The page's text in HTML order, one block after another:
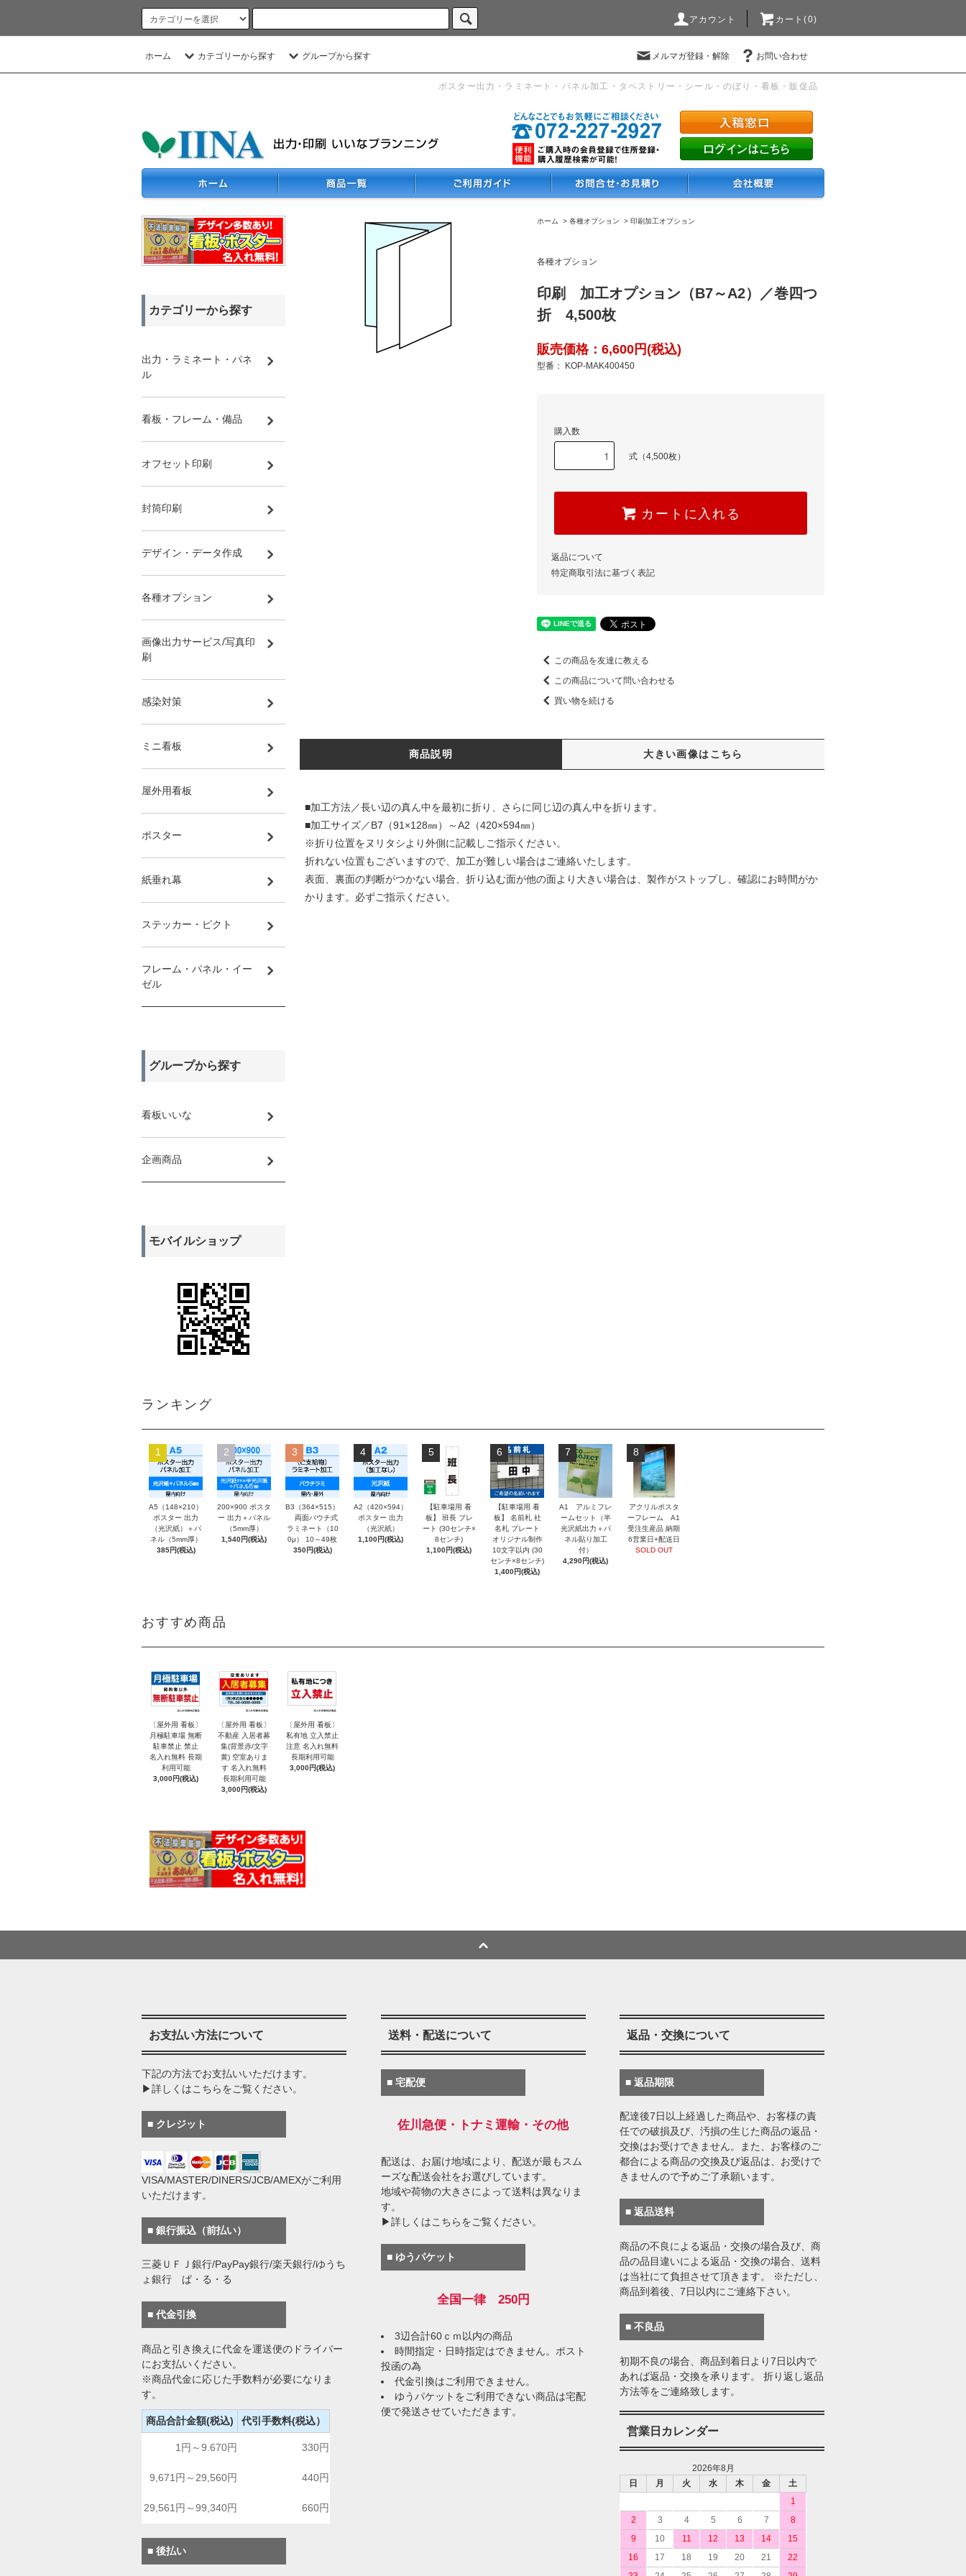
アカウント カート(0)
ホーム カテゴリーから探す グループから探す メルマガ登録・解除 お問い合わせ
ポスター出力・ラミネート・パネル加工・タペストリー・シール・のぼり・看板・販促品
ホーム > 各種オプション > 印刷加工オプション
各種オプション
印刷 加工オプション（B7～A2）／巻四つ
折 4,500枚
販売価格：6,600円(税込)
型番： KOP-MAK400450
購入数
式（4,500枚）
カートに入れる
返品について
特定商取引法に基づく表記
この商品を友達に教える
この商品について問い合わせる
買い物を続ける
商品説明 大きい画像はこちら
■加工方法／長い辺の真ん中を最初に折り、さらに同じ辺の真ん中を折ります。
■加工サイズ／B7（91×128㎜）～A2（420×594㎜）
※折り位置をヌリタシより外側に記載しご指示ください。
折れない位置もございますので、加工が難しい場合はご連絡いたします。
表面、裏面の判断がつかない場合、折り込む面が他の面より大きい場合は、製作がストップし、確認にお時間がか
かります。必ずご指示ください。
カテゴリーから探す
出力・ラミネート・パネ
ル
看板・フレーム・備品
オフセット印刷
封筒印刷
デザイン・データ作成
各種オプション
画像出力サービス/写真印
刷
感染対策
ミニ看板
屋外用看板
ポスター
紙垂れ幕
ステッカー・ピクト
フレーム・パネル・イー
ゼル
グループから探す
看板いいな
企画商品
モバイルショップ
ランキング
1
A5（148×210）
ポスター 出力
（光沢紙）＋パ
ネル（5mm厚）
385円(税込)
2
200×900 ポスタ
ー 出力＋パネル
（5mm厚）
1,540円(税込)
3
B3（364×515）
両面パウチ式
ラミネート（10
0μ） 10～49枚
350円(税込)
4
A2（420×594）
ポスター 出力
（光沢紙）
1,100円(税込)
5
【駐車場用 看
板】 班長 プレ
ート (30センチ×
8センチ)
1,100円(税込)
6
【駐車場用 看
板】 名前札 社
名札 プレート
オリジナル制作
10文字以内 (30
センチ×8センチ)
1,400円(税込)
7
A1 アルミフレ
ームセット（半
光沢紙出力＋パ
ネル貼り加工
付）
4,290円(税込)
8
アクリルポスタ
ーフレーム A1
受注生産品 納期
6営業日+配送日
SOLD OUT
おすすめ商品
〔屋外用 看板〕
月極駐車場 無断
駐車禁止 禁止
名入れ無料 長期
利用可能
3,000円(税込)
〔屋外用 看板〕
不動産 入居者募
集(背景赤/文字
黄) 空室ありま
す 名入れ無料
長期利用可能
3,000円(税込)
〔屋外用 看板〕
私有地 立入禁止
注意 名入れ無料
長期利用可能
3,000円(税込)
お支払い方法について
下記の方法でお支払いいただけます。
▶詳しくはこちらをご覧ください。
■ クレジット
VISA/MASTER/DINERS/JCB/AMEXがご利用
いただけます。
■ 銀行振込（前払い）
三菱ＵＦＪ銀行/PayPay銀行/楽天銀行/ゆうち
ょ銀行 ぱ・る・る
■ 代金引換
商品と引き換えに代金を運送便のドライバー
にお支払いください。
※商品代金に応じた手数料が必要になりま
す。
商品合計金額(税込) 代引手数料(税込）
1円～9.670円 330円
9,671円～29,560円 440円
29,561円～99,340円 660円
■ 後払い
送料・配送について
■ 宅配便
佐川急便・トナミ運輸・その他
配送は、お届け地域により、配送が最もスム
ーズな配送会社をお選びしています。
地域や荷物の大きさによって送料は異なりま
す。
▶詳しくはこちらをご覧ください。
■ ゆうパケット
全国一律 250円
3辺合計60ｃｍ以内の商品
時間指定・日時指定はできません。ポスト
投函の為
代金引換はご利用できません。
ゆうパケットをご利用できない商品は宅配
便で発送させていただきます。
返品・交換について
■ 返品期限
配達後7日以上経過した商品や、お客様の責
任での破損及び、汚損の生じた商品の返品・
交換はお受けできません。また、お客様のご
都合による商品の交換及び返品は、お受けで
きませんので予めご了承願います。
■ 返品送料
商品の不良による返品・交換の場合及び、商
品の品目違いによる返品・交換の場合、送料
は当社にて負担させて頂きます。 ※ただし、
商品到着後、7日以内にご連絡下さい。
■ 不良品
初期不良の場合、商品到着日より7日以内で
あれば返品・交換を承ります。 折り返し返品
方法等をご連絡致します。
営業日カレンダー
2026年8月
日
月 火 水 木 金
土
1
2
3 4 5 6 7
8
9
10 11 12 13 14
15
16
17 18 19 20 21
22